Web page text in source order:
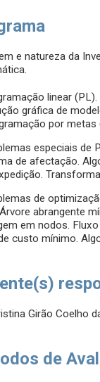
e natureza da
linear
gráfica de
por metas
especiais de
de afectação.
de
Árvore abrangente
em nodos.
custo mínimo.
Girão Coelho
de